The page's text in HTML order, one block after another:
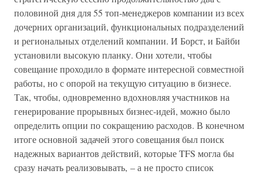
половиной дня для 55 топ-менеджеров компании из всех
дочерних организаций, функциональных подразделений
и региональных отделений компании. И Борст, и Байби
установили высокую планку. Они хотели, чтобы
совещание проходило в формате интересной совместной
работы, но с опорой на текущую ситуацию в бизнесе.
Так, чтобы, одновременно вдохновляя участников на
генерирование прорывных бизнес-идей, можно было
определить опции по сокращению расходов. В конечном
итоге основной задачей этого совещания был поиск
надежных вариантов действий, которые TFS могла бы
сразу начать реализовывать, – а не просто список